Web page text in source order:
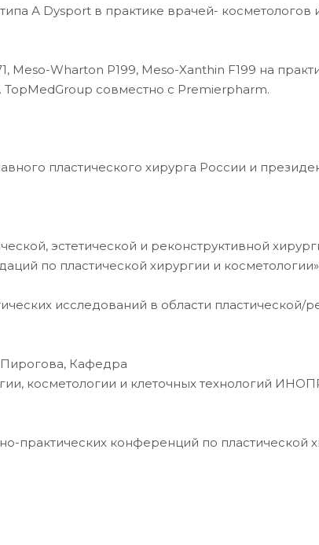
А Dysport в практике врачей- косметологов
Meso-Wharton P199, Meso-Xanthin F199 на
TopMedGroup совместно с Premierpharm.
пластического хирурга России и
эстетической и реконструктивной
по пластической хирургии и
исследований в области пластической/
Кафедра
косметологии и клеточных технологий
практических конференций по пластической